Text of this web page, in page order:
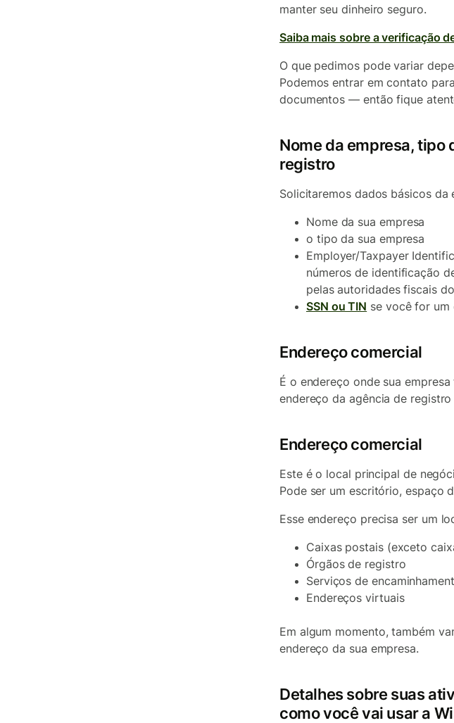
manter seu dinheiro seguro.
Saiba mais sobre a verificação
O que pedimos pode variar
Podemos entrar em contato
documentos — então fique
Nome da empresa, tipo
registro
Solicitaremos dados básicos da
Nome da sua empresa
o tipo da sua empresa
Employer/Taxpayer
números de identificação
pelas autoridades fiscais
SSN ou TIN se você for um
Endereço comercial
É o endereço onde sua
endereço da agência de
Endereço comercial
Este é o local principal de
Pode ser um escritório, espaço
Esse endereço precisa ser um
Caixas postais (exceto
Órgãos de registro
Serviços de
Endereços virtuais
Em algum momento, também
endereço da sua empresa.
Detalhes sobre suas
como você vai usar a